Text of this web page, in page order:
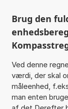
Brug den
Ved denne
værdi, der skal
måleenhed,
man enten